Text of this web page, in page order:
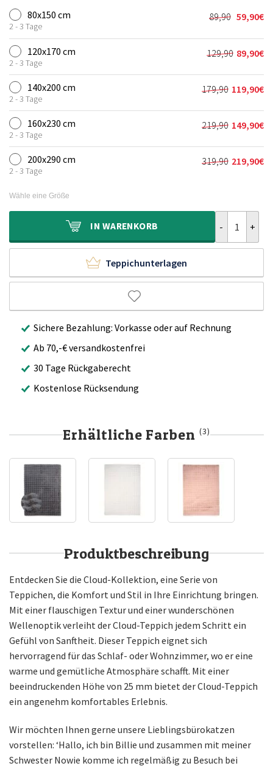
80x150 cm
2 - 3 Tage
89,90
Preis
war:
89,90€
59,90€
Aktueller
Preis
ist:
59,90€.
120x170 cm
2 - 3 Tage
129,90
Preis
war:
129,90€
89,90€
Aktueller
Preis
ist:
89,90€.
140x200 cm
2 - 3 Tage
179,90
Preis
war:
179,90€
119,90€
Aktueller
Preis
ist:
119,90€.
160x230 cm
2 - 3 Tage
219,90
Preis
war:
219,90€
149,90€
Aktueller
Preis
ist:
149,90€.
200x290 cm
2 - 3 Tage
319,90 219,90€
Aktueller
Wähle eine Größe
IN WARENKORB
Teppichunterlagen
Sichere Bezahlung: Vorkasse oder auf Rechnung
Ab 70,-€ versandkostenfrei
30 Tage Rückgaberecht
Kostenlose Rücksendung
Erhältliche Farben(3)
Produktbeschreibung
Entdecken Sie die Cloud-Kollektion, eine Serie von
Teppichen, die Komfort und Stil in Ihre Einrichtung bringen.
Mit einer flauschigen Textur und einer wunderschönen
Wellenoptik verleiht der Cloud-Teppich jedem Schritt ein
Gefühl von Sanftheit. Dieser Teppich eignet sich
hervorragend für das Schlaf- oder Wohnzimmer, wo er eine
warme und gemütliche Atmosphäre schafft. Mit einer
beeindruckenden Höhe von 25 mm bietet der Cloud-Teppich
ein angenehm komfortables Erlebnis.
Wir möchten Ihnen gerne unsere Lieblingsbürokatzen
vorstellen: ‘Hallo, ich bin Billie und zusammen mit meiner
Schwester Nowie komme ich regelmäßig zu Besuch bei